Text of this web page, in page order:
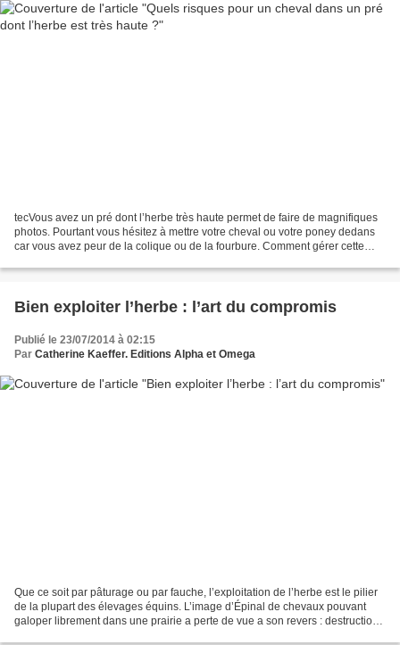
tecVous avez un pré dont l’herbe très haute permet de faire de magnifiques
photos. Pourtant vous hésitez à mettre votre cheval ou votre poney dedans
car vous avez peur de la colique ou de la fourbure. Comment gérer cette
Bien exploiter l’herbe : l’art du compromis
Publié le 23/07/2014 à 02:15
Par Catherine Kaeffer. Editions Alpha et Omega
Que ce soit par pâturage ou par fauche, l’exploitation de l’herbe est le pilier
de la plupart des élevages équins. L’image d’Épinal de chevaux pouvant
galoper librement dans une prairie a perte de vue a son revers : destruction